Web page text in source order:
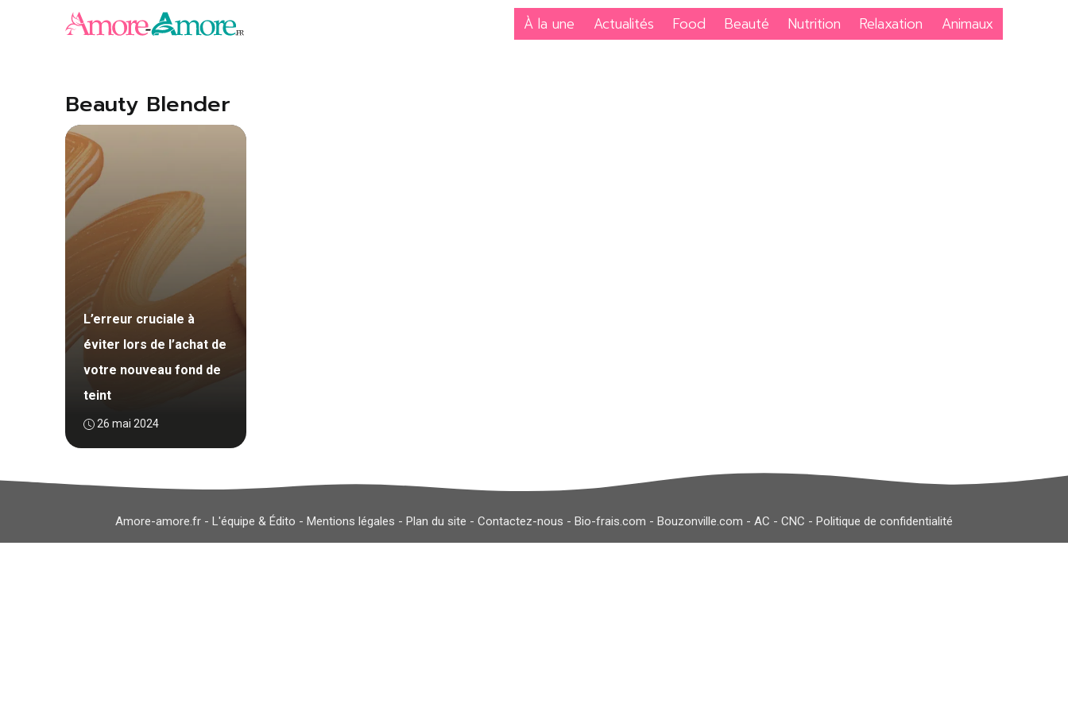
À la une Actualités Food Beauté Nutrition Relaxation Animaux
Beauty Blender
L’erreur cruciale à
éviter lors de l’achat de
votre nouveau fond de
teint
26 mai 2024
Amore-amore.fr - L'équipe & Édito - Mentions légales - Plan du site - Contactez-nous - Bio-frais.com - Bouzonville.com - AC - CNC - Politique de confidentialité